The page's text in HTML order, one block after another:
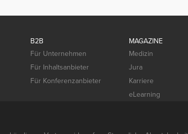
B2B
Für Unternehmen
Für Inhaltsanbieter
Für Konferenzanbieter
MAGAZINE
Medizin
Jura
Karriere
eLearning